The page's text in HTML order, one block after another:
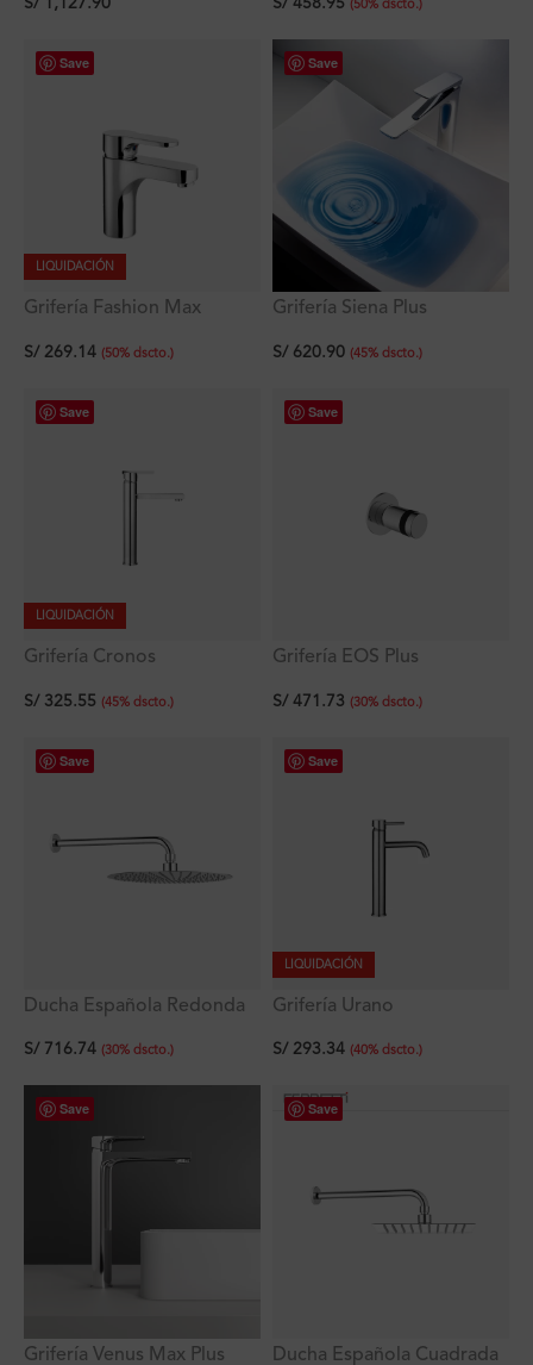
S/ 1,127.90
Lavatorio al Mueble
S/458.95 (50% dscto.)
Save
LIQUIDACIÓN
Grifería Fashion Max
S/269.14 (50% dscto.)
Save
Grifería Siena Plus
S/620.90 (45% dscto.)
Save
LIQUIDACIÓN
Grifería Cronos
Alto al Mueble Titan
S/325.55 (45% dscto.)
Save
Grifería EOS Plus
S/471.73 (30% dscto.)
Save
Ducha Española Redonda
Redondo de 40cm
S/ 716.74 (30% dscto.)
Save
LIQUIDACIÓN
Grifería Urano
Alto al Mueble Titan
S/293.34 (40% dscto.)
Save
Grifería Venus Max Plus
Save
Ducha Española Cuadrada